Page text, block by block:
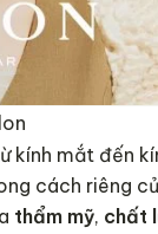
kính mắt đến
cách riêng
thẩm mỹ, chất